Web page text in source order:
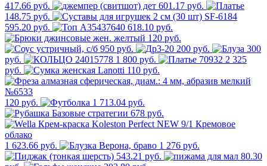
417.66 руб.
601.17 руб.
148.75 руб.
595.20 руб.
618.10 руб.
120 руб.
950 руб.
200 руб.
300
руб.
1 800 руб.
2 325
руб.
110 руб.
120 руб.
1 713.04 руб.
678 руб.
1 623.66 руб.
1 276 руб.
543.21 руб.
80.30